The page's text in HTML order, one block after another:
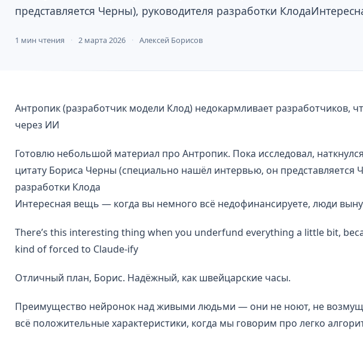
представляется Черны), руководителя разработки
1 мин чтения 2 марта 2026 Алексей Борисов
Антропик (разработчик модели Клод) недокармливает разработчиков,
через ИИ
Готовлю небольшой материал про Антропик. Пока исследовал,
цитату Бориса Черны (специально нашёл интервью, он представляется
разработки Клода
Интересная вещь — когда вы немного всё недофинансируете, люди
There’s this interesting thing when you underfund everything a little bit,
kind of forced to Claude-ify
Отличный план, Борис. Надёжный, как швейцарские часы.
Преимущество нейронок над живыми людьми — они не ноют, не
всё положительные характеристики, когда мы говорим про легко